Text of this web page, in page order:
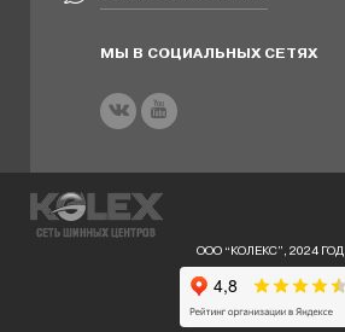
МЫ В СОЦИАЛЬНЫХ СЕТЯХ
ООО “КОЛЕКС”, 2024 ГОД